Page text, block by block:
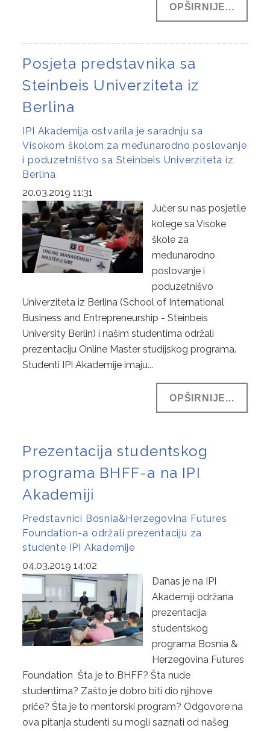
OPŠIRNIJE...
Posjeta predstavnika sa
Steinbeis Univerziteta iz
Berlina
IPI Akademija ostvarila je saradnju sa
Visokom školom za međunarodno poslovanje
i poduzetništvo sa Steinbeis Univerziteta iz
Berlina
20.03.2019 11:31
Jučer su nas posjetile
kolege sa Visoke
škole za
međunarodno
poslovanje i
poduzetnišvo
Univerziteta iz Berlina (School of International
Business and Entrepreneurship - Steinbeis
University Berlin) i našim studentima održali
prezentaciju Online Master studijskog programa.
Studenti IPI Akademije imaju...
OPŠIRNIJE...
Prezentacija studentskog
programa BHFF-a na IPI
Akademiji
Predstavnici Bosnia&Herzegovina Futures
Foundation-a održali prezentaciju za
studente IPI Akademije
04.03.2019 14:02
Danas je na IPI
Akademiji održana
prezentacija
studentskog
programa Bosnia &
Herzegovina Futures
Foundation Šta je to BHFF? Šta nude
studentima? Zašto je dobro biti dio njihove
priče? Šta je to mentorski program? Odgovore na
ova pitanja studenti su mogli saznati od našeg